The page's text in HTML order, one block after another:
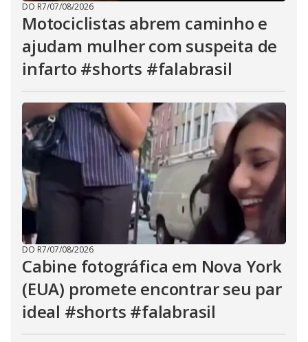
DO R7/07/08/2026
Motociclistas abrem caminho e
ajudam mulher com suspeita de
infarto #shorts #falabrasil
DO R7/07/08/2026
Cabine fotográfica em Nova York
(EUA) promete encontrar seu par
ideal #shorts #falabrasil